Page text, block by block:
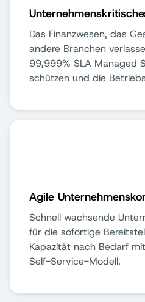
Das Finanzwesen, das
andere Branchen
99,999% SLA Managed
schützen und die
Agile
Schnell wachsende
für die sofortige
Kapazität nach Bedarf
Self-Service-Modell.